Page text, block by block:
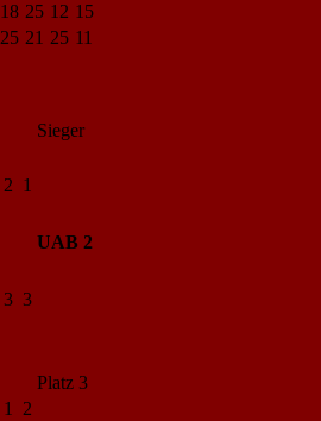
18 25 12 15
25 21 25 11
Sieger
2 1
UAB 2
3 3
Platz 3
1 2